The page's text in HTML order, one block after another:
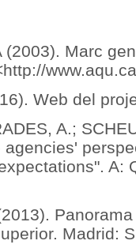
(2003). Marc
http://
Web del
A.;
A:
Madrid: